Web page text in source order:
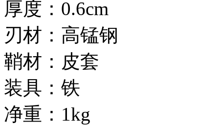
厚度：0.6cm
刃材：高锰钢
鞘材：皮套
装具：铁
净重：1kg